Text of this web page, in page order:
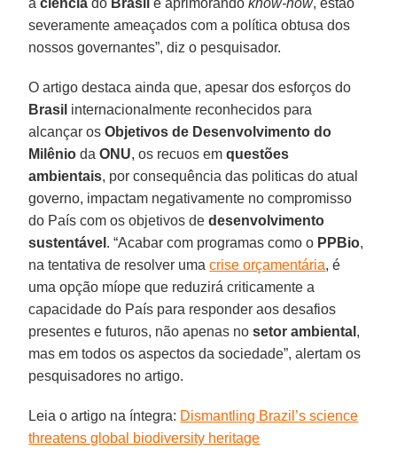
severamente ameaçados com a política obtusa dos
nossos governantes”, diz o pesquisador.
O artigo destaca ainda que, apesar dos esforços do
Brasil internacionalmente reconhecidos para
alcançar osObjetivos de Desenvolvimento do
Milênio daONU, os recuos emquestões
ambientais, por consequência das politicas do atual
governo, impactam negativamente no compromisso
do País com os objetivos dedesenvolvimento
sustentável . “Acabar com programas como o PPBio,
na tentativa de resolver umacrise orçamentária, é
uma opção míope que reduzirá criticamente a
capacidade do País para responder aos desafios
presentes e futuros, não apenas nosetor ambiental ,
mas em todos os aspectos da sociedade”, alertam os
pesquisadores no artigo.
Leia o artigo na íntegra: Dismantling Brazil’s science
threatens global biodiversity heritage